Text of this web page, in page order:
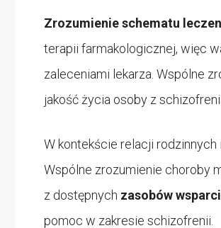
Zrozumienie schematu
terapii farmakologicznej, więc
zaleceniami lekarza. Wspólne
jakość życia osoby z
W kontekście relacji
Wspólne zrozumienie choroby
z dostępnych zasobów
pomoc w zakresie schizofrenii.